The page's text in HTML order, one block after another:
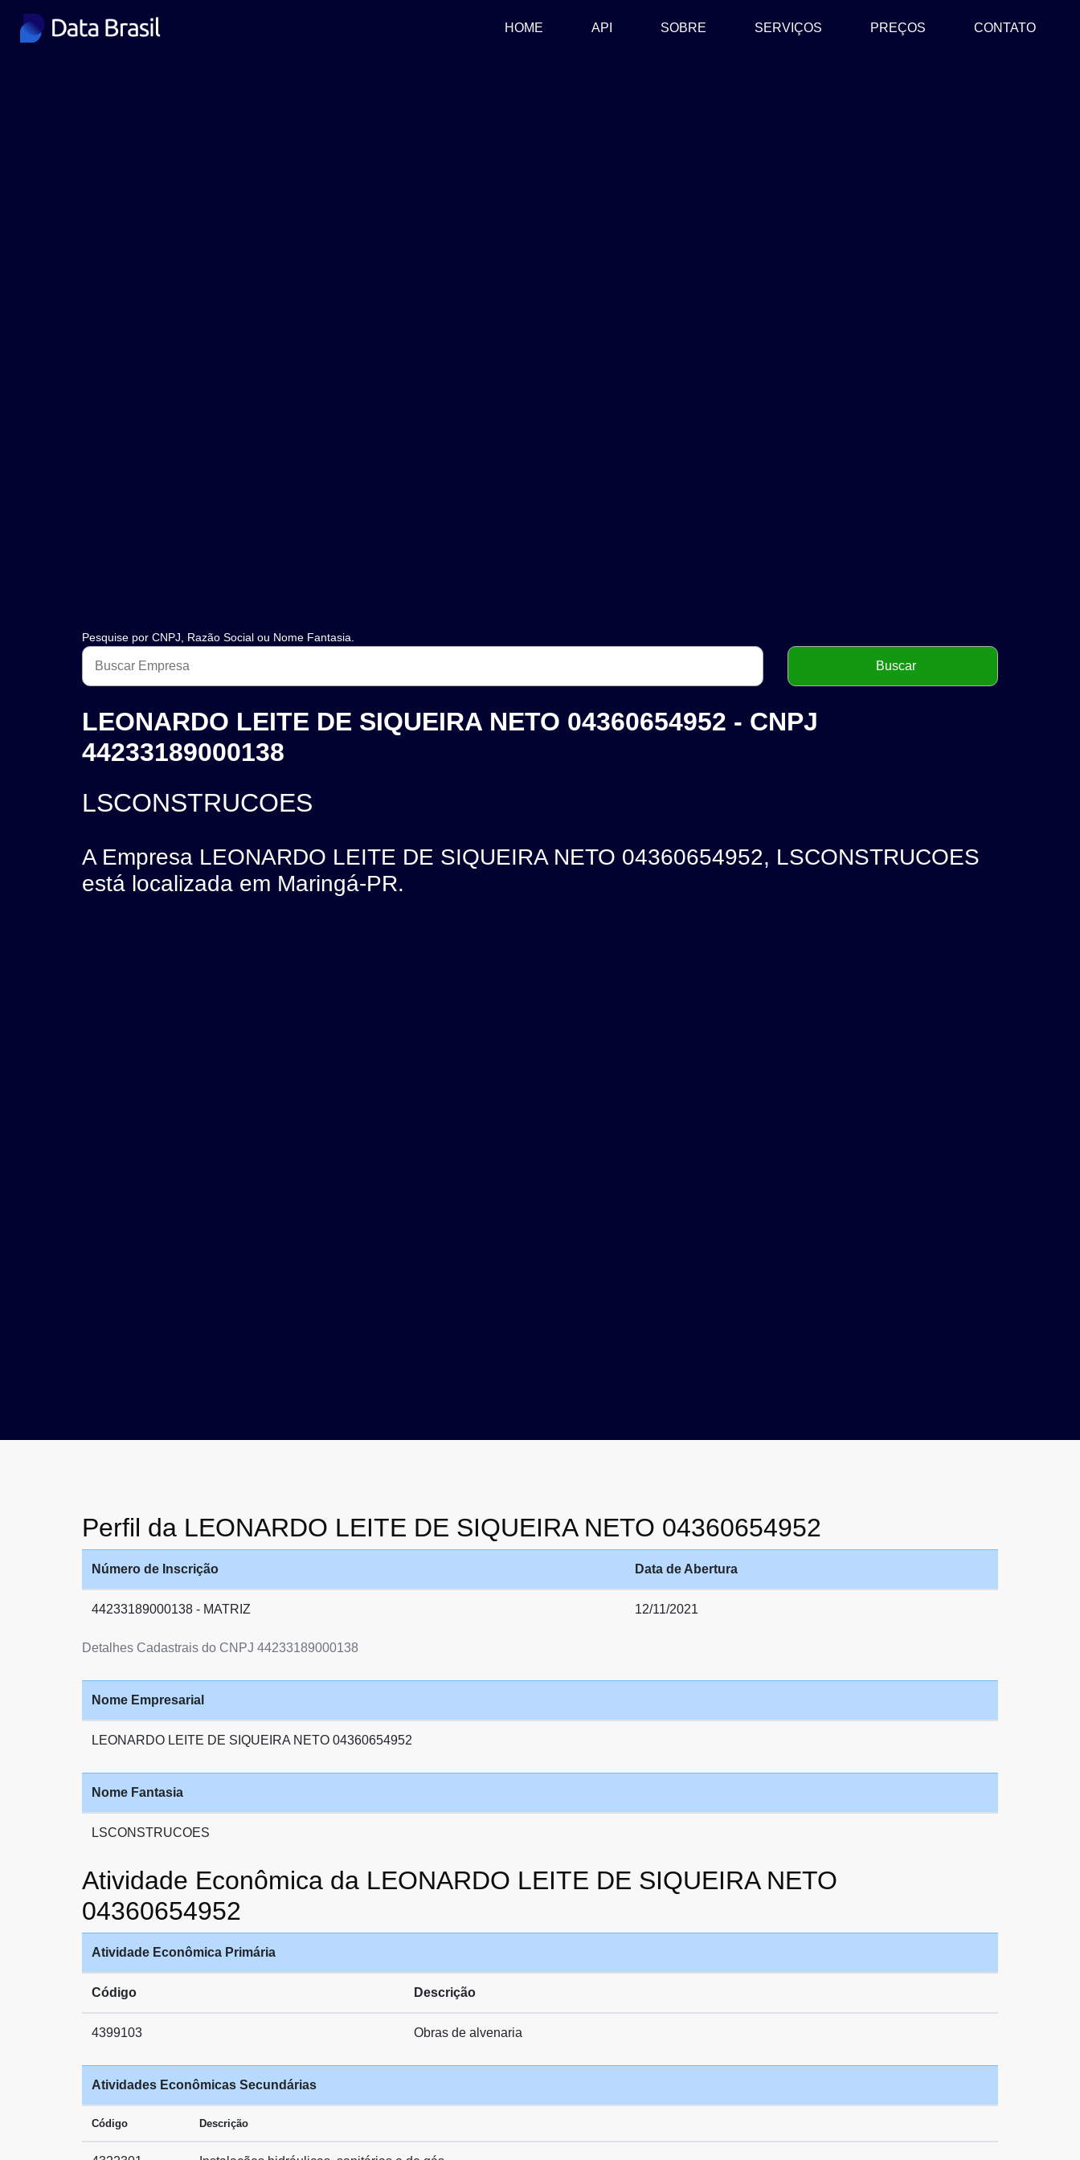
HOME (CURRENT)
API SOBRE SERVIÇOS PREÇOS CONTATO
Pesquise por CNPJ, Razão Social ou Nome Fantasia.
LEONARDO LEITE DE SIQUEIRA NETO 04360654952 - CNPJ
44233189000138
LSCONSTRUCOES
A Empresa LEONARDO LEITE DE SIQUEIRA NETO 04360654952, LSCONSTRUCOES
está localizada em Maringá-PR.
Perfil da LEONARDO LEITE DE SIQUEIRA NETO 04360654952
Detalhes Cadastrais do CNPJ 44233189000138
Número de Inscrição Data de Abertura
44233189000138 - MATRIZ 12/11/2021
Nome Empresarial
LEONARDO LEITE DE SIQUEIRA NETO 04360654952
Nome Fantasia
LSCONSTRUCOES
Atividade Econômica da LEONARDO LEITE DE SIQUEIRA NETO
04360654952
Atividade Econômica Primária
Código Descrição
4399103 Obras de alvenaria
Atividades Econômicas Secundárias
Código Descrição